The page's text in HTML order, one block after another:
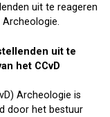
uit te reageren
uit te
het CCvD
Archeologie is
door het bestuur